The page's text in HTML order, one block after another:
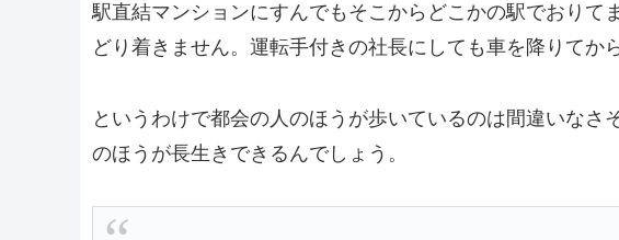
駅直結マンションにすんでもそこからどこかの駅でおりて
どり着きません。運転手付きの社長にしても車を降りてか
というわけで都会の人のほうが歩いているのは間違いなさ
のほうが長生きできるんでしょう。